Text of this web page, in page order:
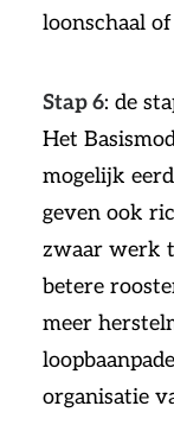
loonschaal
Stap 6: de
Het
mogelijk
geven ook
zwaar werk
betere
meer
organisatie